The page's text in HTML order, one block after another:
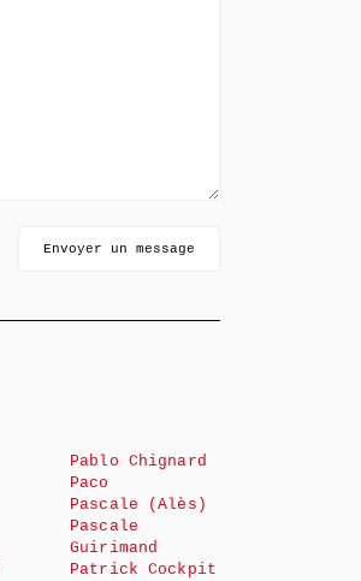
Pablo Chignard
Paco
Pascale (Alès)
Pascale
Guirimand
Patrick Cockpit